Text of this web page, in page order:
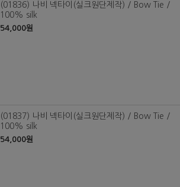
(01836) 나비 넥타이(실크원단제작) / Bow Tie /
100% silk
54,000원
(01837) 나비 넥타이(실크원단제작) / Bow Tie /
100% silk
54,000원